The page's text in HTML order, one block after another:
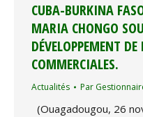
CUBA-BURKINA
MARIA CHONGO
DÉVELOPPEMENT
COMMERCIALES.
Actualités Par
(Ouagadougou, 26